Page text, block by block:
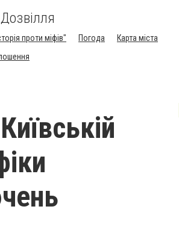
Дозвілля
проти міфів" Погода
Карта міста